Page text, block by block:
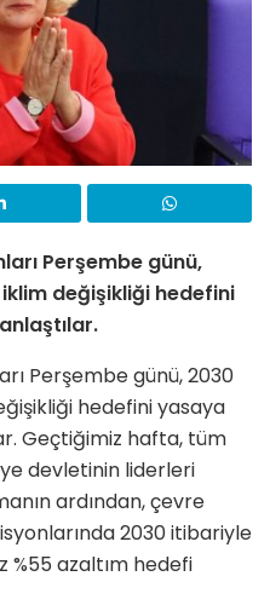
Perşembe günü,
değişikliği hedefini
Perşembe günü, 2030
hedefini yasaya
Geçtiğimiz hafta, tüm
devletinin liderleri
ardından, çevre
2030 itibariyle
%55 azaltım hedefi